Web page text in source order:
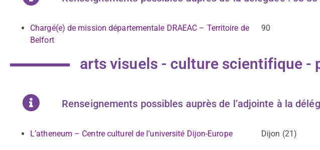
Chargé(e) de mission départementale DRAEAC – Territoire de
Belfort
90
arts visuels - culture scientifique -
Renseignements possibles auprès de l’adjointe à la
L’atheneum – Centre culturel de l’université Dijon-Europe Dijon (21)